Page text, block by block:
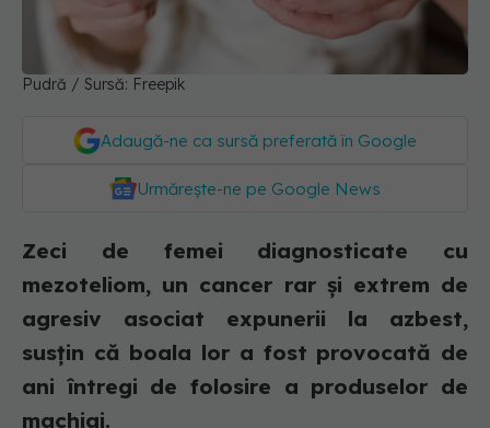
Pudră / Sursă: Freepik
Adaugă-ne ca sursă preferată în Google
Urmărește-ne pe Google News
Zeci de femei diagnosticate cu
mezoteliom, un cancer rar și extrem de
agresiv asociat expunerii la azbest,
susțin că boala lor a fost provocată de
ani întregi de folosire a produselor de
machiaj.